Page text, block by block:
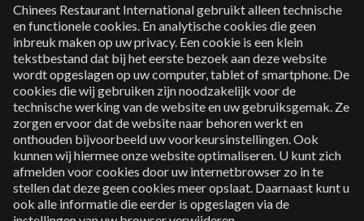
Chinees Restaurant International gebruikt alleen technische
en functionele cookies. En analytische cookies die geen
inbreuk maken op uw privacy. Een cookie is een klein
tekstbestand dat bij het eerste bezoek aan deze website
wordt opgeslagen op uw computer, tablet of smartphone. De
cookies die wij gebruiken zijn noodzakelijk voor de
technische werking van de website en uw gebruiksgemak. Ze
zorgen ervoor dat de website naar behoren werkt en
onthouden bijvoorbeeld uw voorkeursinstellingen. Ook
kunnen wij hiermee onze website optimaliseren. U kunt zich
afmelden voor cookies door uw internetbrowser zo in te
stellen dat deze geen cookies meer opslaat. Daarnaast kunt u
ook alle informatie die eerder is opgeslagen via de